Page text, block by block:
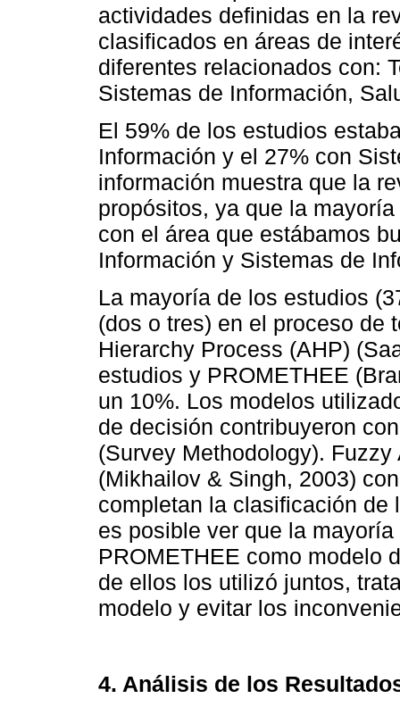
actividades definidas en la
clasificados en áreas de
diferentes relacionados con:
Sistemas de Información,
El 59% de los estudios
Información y el 27% con
información muestra que la
propósitos, ya que la
con el área que estábamos
Información y Sistemas de
La mayoría de los estudios
(dos o tres) en el proceso de
Hierarchy Process (AHP)
estudios y PROMETHEE
un 10%. Los modelos
de decisión contribuyeron
(Survey Methodology).
(Mikhailov & Singh, 2003)
completan la clasificación de
es posible ver que la
PROMETHEE como modelo
de ellos los utilizó juntos,
modelo y evitar los
4. Análisis de los